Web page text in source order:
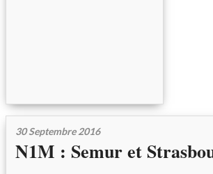
30 Septembre 2016
N1M : Semur et